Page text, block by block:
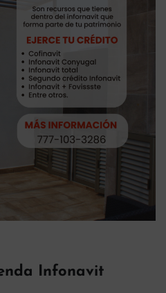
Infonavit